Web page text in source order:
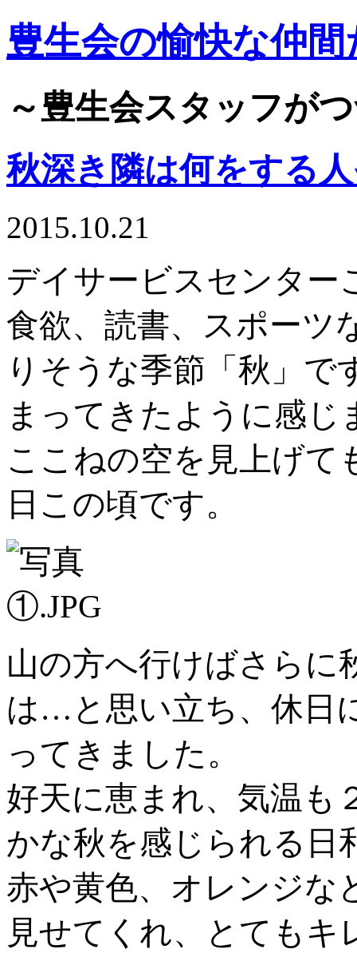
豊生会の愉快な仲間
～豊生会スタッフが
秋深き隣は何をする
2015.10.21
デイサービスセンター
食欲、読書、スポーツ
りそうな季節「秋」で
まってきたように感じ
ここねの空を見上げて
日この頃です。
山の方へ行けばさらに
は…と思い立ち、休日
ってきました。
好天に恵まれ、気温
かな秋を感じられる日
赤や黄色、オレンジな
見せてくれ、とても